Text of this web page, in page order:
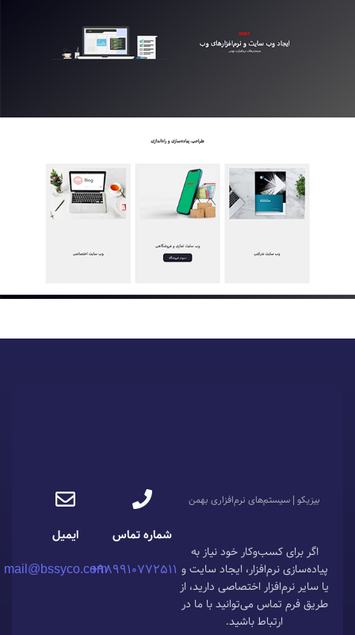
بیزیکو | سیستم‌های نرم‌افزاری بهمن
اگر برای کسب‌وکار خود نیاز به
پیاده‌سازی نرم‌افزار، ایجاد سایت و
یا سایر نرم‌افزار اختصاصی دارید، از
طریق فرم تماس می‌توانید با ما در
ارتباط باشید.
شماره تماس
989910772511+
ایمیل
mail@bssyco.com